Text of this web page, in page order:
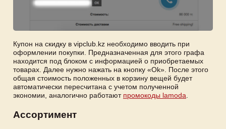
Купон на скидку в vipclub.kz необходимо вводить при
оформлении покупки. Предназначенная для этого графа
находится под блоком с информацией о приобретаемых
товарах. Далее нужно нажать на кнопку «Ok». После этого
общая стоимость положенных в корзину вещей будет
автоматически пересчитана с учетом полученной
экономии, аналогично работают промокоды lamoda.
Ассортимент